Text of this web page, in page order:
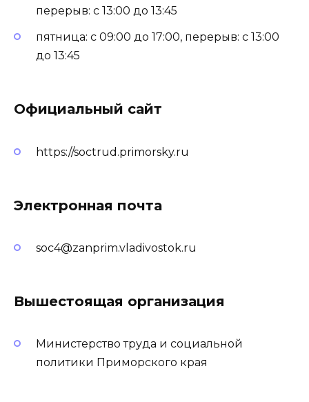
перерыв: с 13:00 до 13:45
пятница: с 09:00 до 17:00, перерыв: с 13:00
до 13:45
Официальный сайт
https://soctrud.primorsky.ru
Электронная почта
soc4@zanprim.vladivostok.ru
Вышестоящая организация
Министерство труда и социальной
политики Приморского края